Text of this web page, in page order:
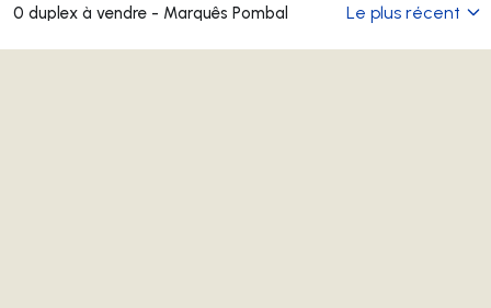
0 duplex à vendre - Marquês Pombal Le plus récent